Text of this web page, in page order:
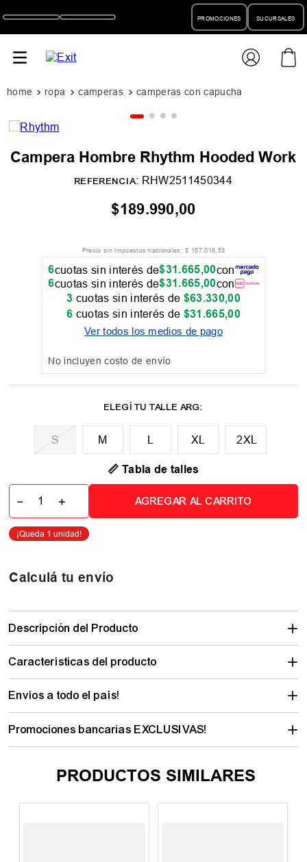
PROMOCIONES SUCURSALES
ropa camperas camperas con capucha
Campera Hombre Rhythm Hooded Work
REFERENCIA: RHW2511450344
$189.990,00
Precio sin impuestos nacionales:$ 157.016,53
6cuotas sin interés de$31.665,00con
6cuotas sin interés de$31.665,00con
3 cuotas sin interés de $63.330,00
6 cuotas sin interés de $31 .665,00
Ver todos los medios de pago
No incluyen costo de envío
M L XL 2XL
📏 Tabla de talles
＋
－ AGREGAR AL CARRITO
Calculá tu envío
Descripción del Producto
Características del producto
Envíos a todo el país!
Promociones bancarias EXCLUSIVAS!
PRODUCTOS SIMILARES